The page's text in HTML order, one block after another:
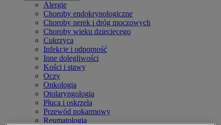
Alergie
Choroby endokrynologiczne
Choroby nerek i dróg moczowych
Choroby wieku dziecięcego
Cukrzyca
Infekcje i odporność
Inne dolegliwości
Kości i stawy
Oczy
Onkologia
Otolaryngologia
Płuca i oskrzela
Przewód pokarmowy
Reumatologia